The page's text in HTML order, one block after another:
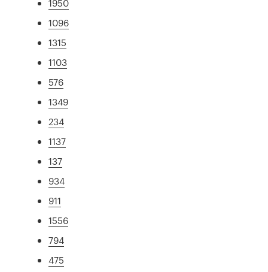
1950
1096
1315
1103
576
1349
234
1137
137
934
911
1556
794
475